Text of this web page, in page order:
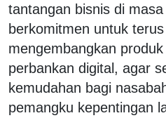
tantangan bisnis di
berkomitmen untuk
mengembangkan
perbankan digital, agar
kemudahan bagi
pemangku kepentingan